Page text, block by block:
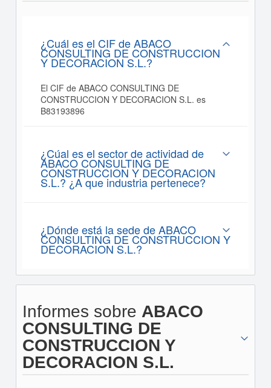
¿Cuál es el CIF de ABACO
CONSULTING DE CONSTRUCCION
Y DECORACION S.L.?
El CIF de ABACO CONSULTING DE
CONSTRUCCION Y DECORACION S.L. es
B83193896
¿Cúal es el sector de actividad de
ABACO CONSULTING DE
CONSTRUCCION Y DECORACION
S.L.? ¿A que industria pertenece?
¿Dónde está la sede de ABACO
CONSULTING DE CONSTRUCCION Y
DECORACION S.L.?
Informes sobre ABACO
CONSULTING DE
CONSTRUCCION Y
DECORACION S.L.